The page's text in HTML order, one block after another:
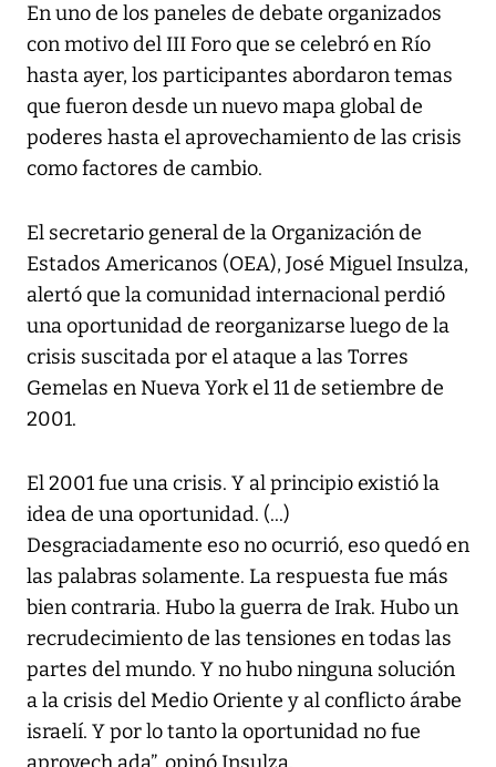
En uno de los paneles de debate organizados
con motivo del III Foro que se celebró en Río
hasta ayer, los participantes abordaron temas
que fueron desde un nuevo mapa global de
poderes hasta el aprovechamiento de las crisis
como factores de cambio.
El secretario general de la Organización de
Estados Americanos (OEA), José Miguel Insulza,
alertó que la comunidad internacional perdió
una oportunidad de reorganizarse luego de la
crisis suscitada por el ataque a las Torres
Gemelas en Nueva York el 11 de setiembre de
2001.
El 2001 fue una crisis. Y al principio existió la
idea de una oportunidad. (...)
Desgraciadamente eso no ocurrió, eso quedó en
las palabras solamente. La respuesta fue más
bien contraria. Hubo la guerra de Irak. Hubo un
recrudecimiento de las tensiones en todas las
partes del mundo. Y no hubo ninguna solución
a la crisis del Medio Oriente y al conflicto árabe
israelí. Y por lo tanto la oportunidad no fue